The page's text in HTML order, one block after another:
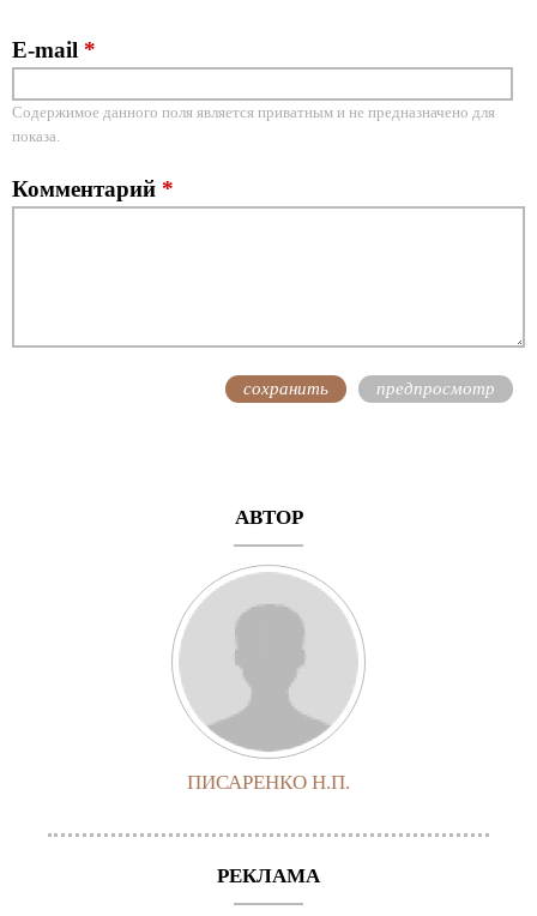
E-mail *
Содержимое данного поля является приватным и не предназначено для
показа.
Комментарий *
АВТОР
ПИСАРЕНКО Н.П.
РЕКЛАМА